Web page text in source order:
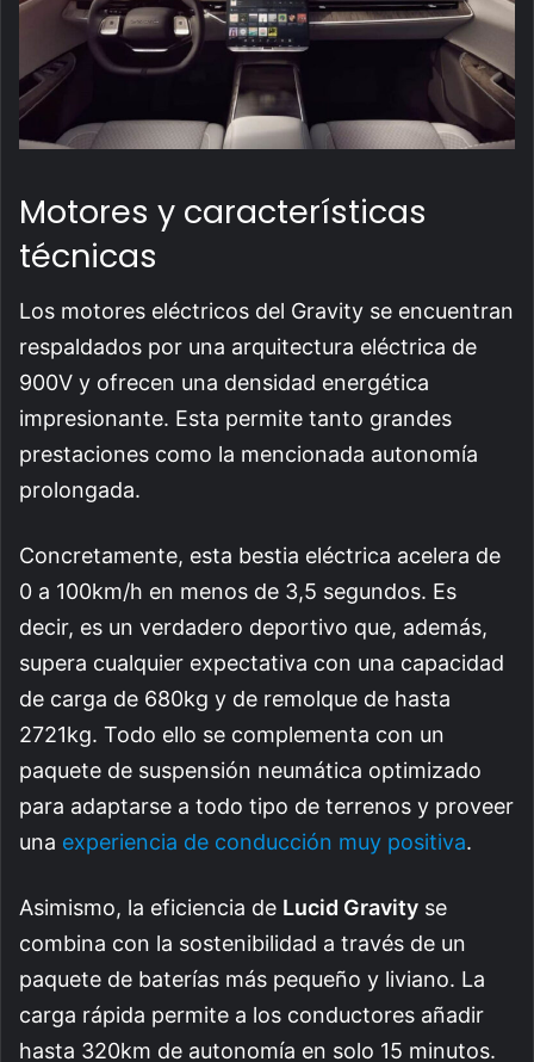
Motores y características
técnicas
Los motores eléctricos del Gravity se encuentran
respaldados por una arquitectura eléctrica de
900V y ofrecen una densidad energética
impresionante. Esta permite tanto grandes
prestaciones como la mencionada autonomía
prolongada.
Concretamente, esta bestia eléctrica acelera de
0 a 100km/h en menos de 3,5 segundos. Es
decir, es un verdadero deportivo que, además,
supera cualquier expectativa con una capacidad
de carga de 680kg y de remolque de hasta
2721kg. Todo ello se complementa con un
paquete de suspensión neumática optimizado
para adaptarse a todo tipo de terrenos y proveer
una experiencia de conducción muy positiva.
Asimismo, la eficiencia de Lucid Gravity se
combina con la sostenibilidad a través de un
paquete de baterías más pequeño y liviano. La
carga rápida permite a los conductores añadir
hasta 320km de autonomía en solo 15 minutos.